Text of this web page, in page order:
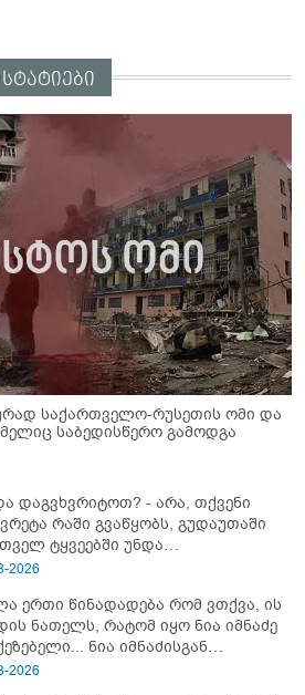
საქართველო-რუსეთის ომი და
საბედისწერო გამოდგა
დაგვხვრიტოთ? - არა, თქვენი
რაში გვაწყობს, გუდაუთაში
ტყვეებში უნდა
2026
ერთი წინადადება რომ ვთქვა, ის
ნათელს, რატომ იყო ნია იმნაძე
ნია იმნაძისგან
ინფორმაციაა ეს" - რას
2026